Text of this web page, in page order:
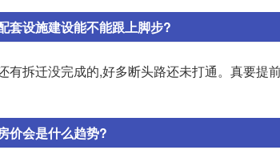
套设施建设能不能跟上脚步?
有拆迁没完成的,好多断头路还未打通。真要提
价会是什么趋势?